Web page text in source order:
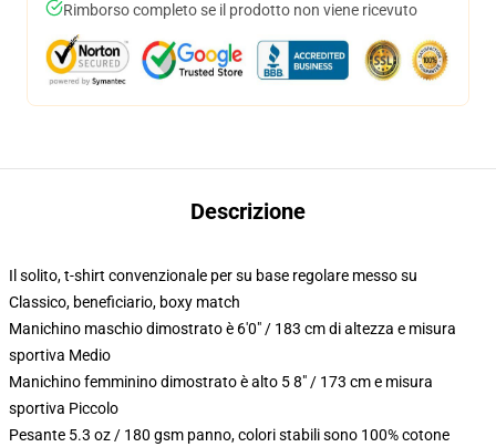
Rimborso completo se il prodotto non viene ricevuto
Descrizione
Il solito, t-shirt convenzionale per su base regolare messo su
Classico, beneficiario, boxy match
Manichino maschio dimostrato è 6'0" / 183 cm di altezza e misura
sportiva Medio
Manichino femminino dimostrato è alto 5 8" / 173 cm e misura
sportiva Piccolo
Pesante 5.3 oz / 180 gsm panno, colori stabili sono 100% cotone